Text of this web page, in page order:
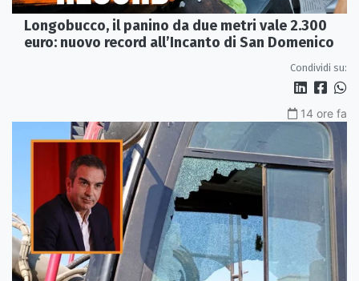
Longobucco, il panino da due metri vale 2.300
euro: nuovo record all’Incanto di San Domenico
Condividi su:
14 ore fa